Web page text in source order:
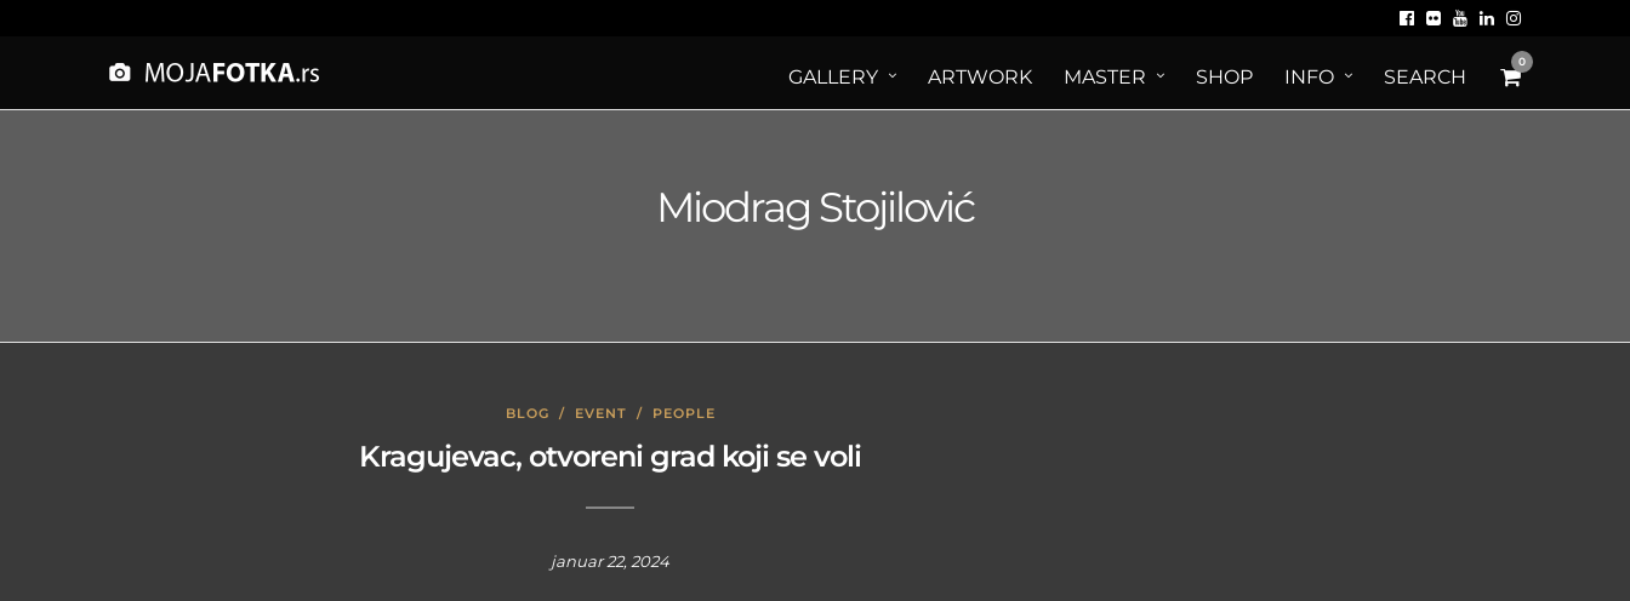
GALLERY ARTWORK MASTER SHOP INFO SEARCH
0
Miodrag Stojilović
BLOG / EVENT / PEOPLE
Kragujevac, otvoreni grad koji se voli
januar 22, 2024